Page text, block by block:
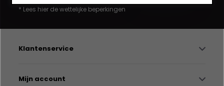
* Lees hier de wettelijke beperkingen
Klantenservice
Mijn account